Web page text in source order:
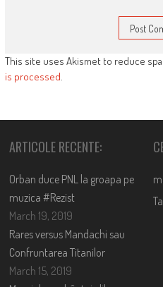
This site uses Akismet to reduce
is processed.
ARTICOLE RECENTE:
Orban duce PNL la groapa pe
muzica #Rezist
March 19, 2019
Rares versus Mandachi sau
Confruntarea Titanilor
March 15, 2019